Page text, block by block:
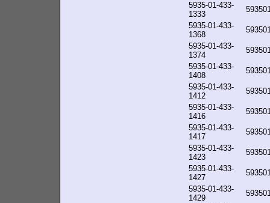
5935-01-433-
1333
5935-01-433-
1368
5935-01-433-
1374
5935-01-433-
1408
5935-01-433-
1412
5935-01-433-
1416
5935-01-433-
1417
5935-01-433-
1423
5935-01-433-
1427
5935-01-433-
1429